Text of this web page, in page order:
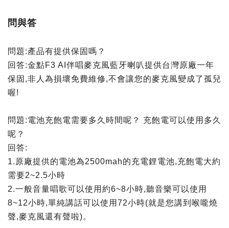
問與答
問題:產品有提供保固嗎？
回答:金點F3 AI伴唱麥克風藍牙喇叭提供台灣原廠一年
保固,非人為損壞免費維修,不會讓您的麥克風變成了孤兒
喔!
問題:電池充飽電需要多久時間呢？ 充飽電可以使用多久
呢？
回答:
1.原廠提供的電池為2500mah的充電鋰電池,充飽電大約
需要2~2.5小時
2.一般音量唱歌可以使用約6~8小時,聽音樂可以使用
8~12小時,單純講話可以使用72小時(就是您講到喉嚨燒
聲,麥克風還有聲啦)。